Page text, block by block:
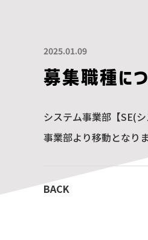
2025.01.09
募集職種につ
システム事業部【SE(
事業部より移動となりま
BACK